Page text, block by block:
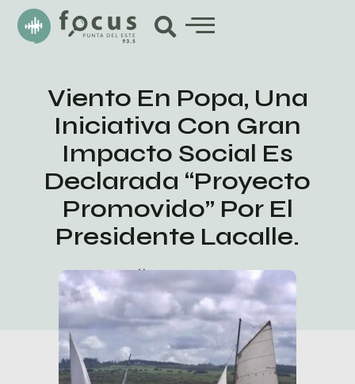
Viento En Popa, Una
Iniciativa Con Gran
Impacto Social Es
Declarada “proyecto
Promovido” Por El
Presidente Lacalle.
abril 6, 2024